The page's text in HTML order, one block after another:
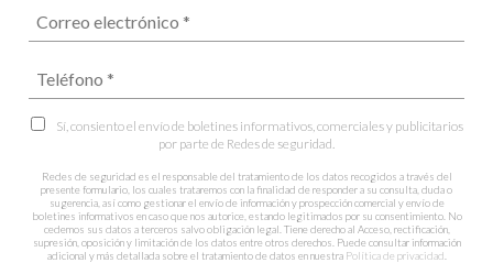
Sí, consiento el envío de boletines informativos, comerciales y publicitarios
por parte de Redes de seguridad.
Redes de seguridad es el responsable del tratamiento de los datos recogidos a través del
presente formulario, los cuales trataremos con la finalidad de responder a su consulta, duda o
sugerencia, así como gestionar el envío de información y prospección comercial y envío de
boletines informativos en caso que nos autorice, estando legitimados por su consentimiento. No
cedemos sus datos a terceros salvo obligación legal. Tiene derecho al Acceso, rectificación,
supresión, oposición y limitación de los datos entre otros derechos. Puede consultar información
adicional y más detallada sobre el tratamiento de datos en nuestra Política de privacidad